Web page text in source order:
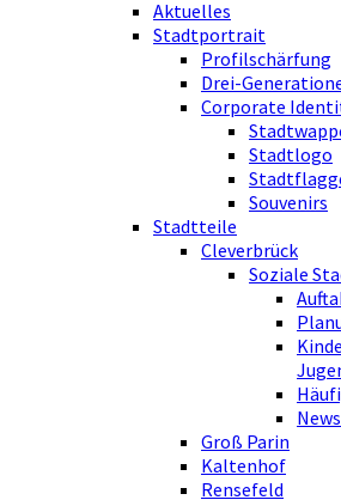
Aktuelles
Stadtportrait
Profilschärfung
Drei-
Corporate
Stadtlogo
Souvenirs
Stadtteile
Cleverbrück
Soziale
Groß Parin
Kaltenhof
Rensefeld